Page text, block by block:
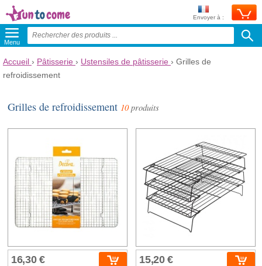
Envoyer à :
Menu
Accueil › Pâtisserie › Ustensiles de pâtisserie › Grilles de
refroidissement
Grilles de refroidissement 10produits
16,30 € 15,20 €